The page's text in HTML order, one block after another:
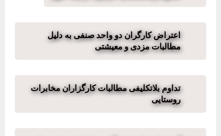
اعتراض کارگران دو واحد صنفی به دلیل
مطالبات مزدی و معیشتی
تداوم بلاتکلیفی مطالبات کارگزاران مخابرات
روستایی